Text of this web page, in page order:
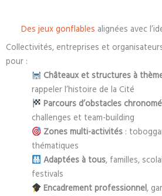
Des jeux gonflables alignées avec
Collectivités, entreprises et
pour :
Châteaux et structures à
rappeler l’histoire de la Cité
Parcours d’obstacles
challenges et team-building
Zones multi-activités :
thématiques
Adaptées à tous, familles,
festivals
Encadrement professionnel,